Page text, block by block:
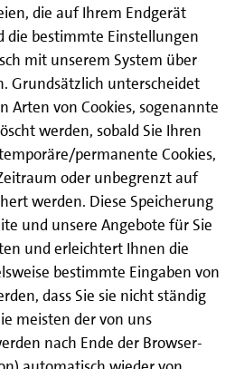
die auf Ihrem Endgerät
die bestimmte Einstellungen
mit unserem System über
Grundsätzlich unterscheidet
Arten von Cookies, sogenannte
werden, sobald Sie Ihren
permanente Cookies,
oder unbegrenzt auf
werden. Diese Speicherung
und unsere Angebote für Sie
und erleichtert Ihnen die
bestimmte Eingaben von
dass Sie sie nicht ständig
meisten der von uns
nach Ende der Browser-